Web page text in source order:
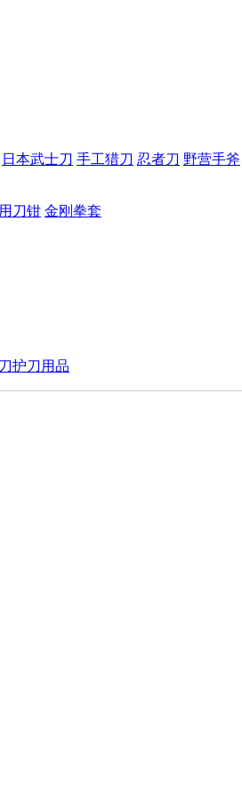
日本武士刀 手工猎刀 忍者刀 野营手斧
刀钳 金刚拳套
护刀用品